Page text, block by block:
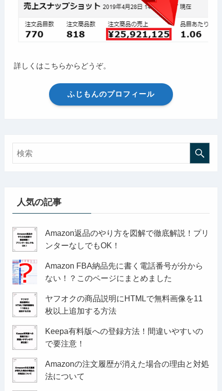
詳しくはこちらからどうぞ。
ふじもんのプロフィール
人気の記事
Amazon返品のやり方を図解で徹底解説！プリ
ンターなしでもOK！
Amazon FBA納品先に書く電話番号が分から
ない！？このページにまとめました
ヤフオクの商品説明にHTMLで無料画像を11
枚以上追加する方法
Keepa有料版への登録方法！間違いやすいの
で要注意！
Amazonの注文履歴が消えた場合の理由と対処
法について